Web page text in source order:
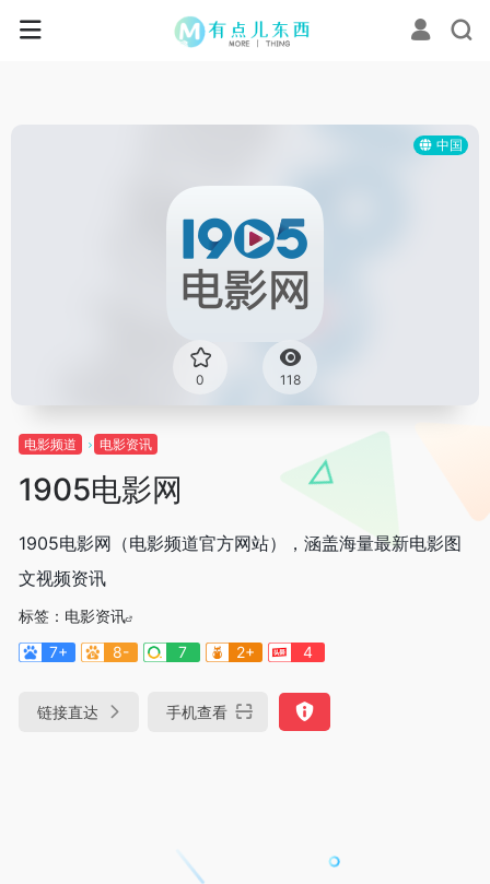
中国
0 118
电影频道 电影资讯
1905电影网
1905电影网（电影频道官方网站），涵盖海量最新电影图
文视频资讯
标签： 电影资讯
7+
8- 7 2+ 4
链接直达 手机查看